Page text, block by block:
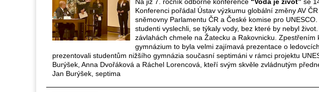
Konferenci pořádal Ústav výzkumu globální změny AV
sněmovny Parlamentu ČR a České komise pro
studenti vyslechli, se týkaly vody, bez které by nebyl
závlahách chmele na Žatecku a Rakovnicku.
gymnázium to byla velmi zajímavá prezentace o
prezentovali studentům nižšího gymnázia současní septimáni v rámci projektu
Burýšek, Anna Dvořáková a Ráchel Lorencová, kteří svým skvěle zvládnutým
Jan Burýšek, septima